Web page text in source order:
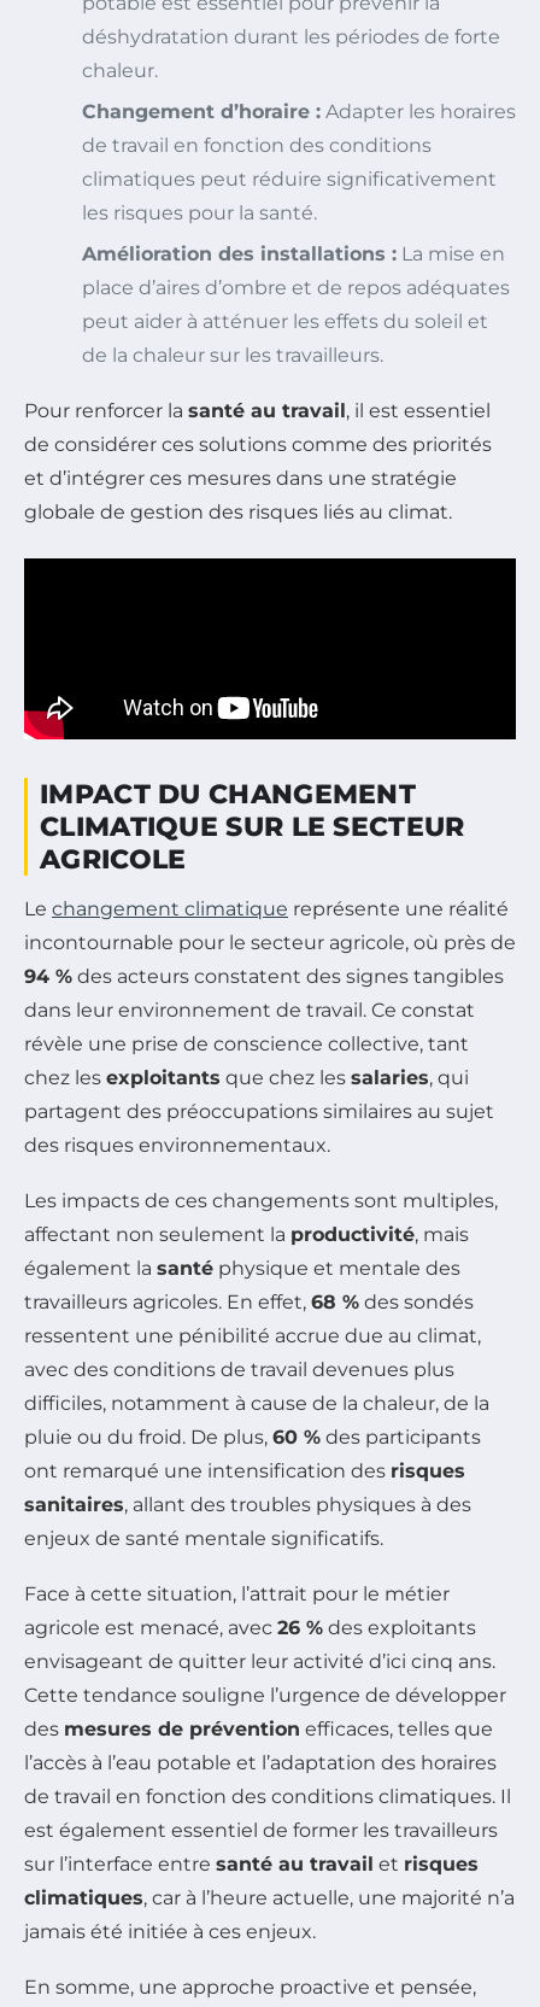
déshydratation durant les périodes de forte
chaleur.
Changement d’horaire : Adapter les horaires
de travail en fonction des conditions
climatiques peut réduire significativement
les risques pour la santé.
Amélioration des installations : La mise en
place d’aires d’ombre et de repos adéquates
peut aider à atténuer les effets du soleil et
de la chaleur sur les travailleurs.
Pour renforcer la santé au travail, il est essentiel
de considérer ces solutions comme des priorités
et d’intégrer ces mesures dans une stratégie
globale de gestion des risques liés au climat.
IMPACT DU CHANGEMENT
CLIMATIQUE SUR LE SECTEUR
AGRICOLE
Le changement climatique représente une réalité
incontournable pour le secteur agricole, où près de
94 % des acteurs constatent des signes tangibles
dans leur environnement de travail. Ce constat
révèle une prise de conscience collective, tant
chez les exploitants que chez les salaries, qui
partagent des préoccupations similaires au sujet
des risques environnementaux.
Les impacts de ces changements sont multiples,
affectant non seulement la productivité, mais
également la santé physique et mentale des
travailleurs agricoles. En effet, 68 % des sondés
ressentent une pénibilité accrue due au climat,
avec des conditions de travail devenues plus
difficiles, notamment à cause de la chaleur, de la
pluie ou du froid. De plus, 60 % des participants
ont remarqué une intensification des risques
sanitaires, allant des troubles physiques à des
enjeux de santé mentale significatifs.
Face à cette situation, l’attrait pour le métier
agricole est menacé, avec 26 % des exploitants
envisageant de quitter leur activité d’ici cinq ans.
Cette tendance souligne l’urgence de développer
des mesures de prévention efficaces, telles que
l’accès à l’eau potable et l’adaptation des horaires
de travail en fonction des conditions climatiques. Il
est également essentiel de former les travailleurs
sur l’interface entre santé au travail et risques
climatiques, car à l’heure actuelle, une majorité n’a
jamais été initiée à ces enjeux.
En somme, une approche proactive et pensée,